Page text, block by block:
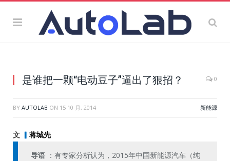
是谁把一颗“电动豆子”逼出了狠招？ 0
BY AUTOLAB ON 15 10 月, 2014 新能源
文 蒋城先
导语 ：有专家分析认为，2015年中国新能源汽车（纯